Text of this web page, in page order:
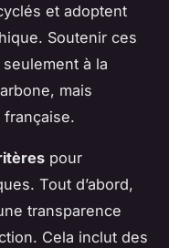
et adoptent
Soutenir ces
à la
mais
française.
pour
Tout d’abord,
transparence
Cela inclut des